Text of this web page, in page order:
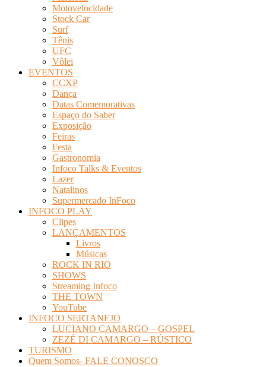
Motovelocidade
Stock Car
Surf
Tênis
UFC
Vôlei
EVENTOS
CCXP
Dança
Datas Comemorativas
Espaço do Saber
Exposição
Feiras
Festa
Gastronomia
Infoco Talks & Eventos
Lazer
Natalinos
Supermercado InFoco
INFOCO PLAY
Clipes
LANÇAMENTOS
Livros
Músicas
ROCK IN RIO
SHOWS
Streaming Infoco
THE TOWN
YouTube
INFOCO SERTANEJO
LUCIANO CAMARGO – GOSPEL
ZEZÉ DI CAMARGO – RÚSTICO
TURISMO
Quem Somos- FALE CONOSCO